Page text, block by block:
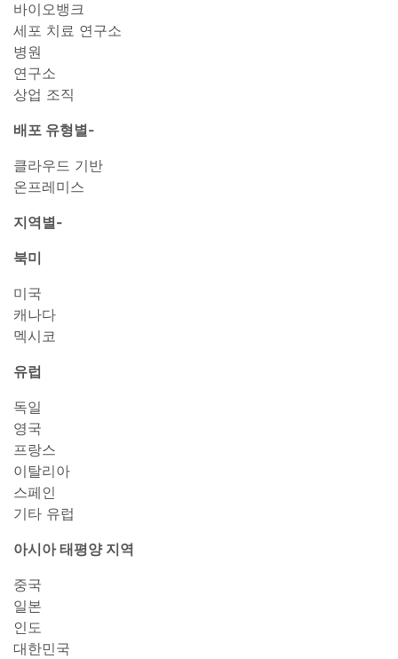
바이오뱅크
세포 치료 연구소
병원
연구소
상업 조직
배포 유형별-
클라우드 기반
온프레미스
지역별-
북미
미국
캐나다
멕시코
유럽
독일
영국
프랑스
이탈리아
스페인
기타 유럽
아시아 태평양 지역
중국
일본
인도
대한민국